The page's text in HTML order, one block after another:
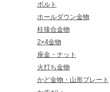
ボルト
ホールダウン金物
柱接合金物
2×4金物
座金・ナット
火打ち金物
かど金物・山形プレート